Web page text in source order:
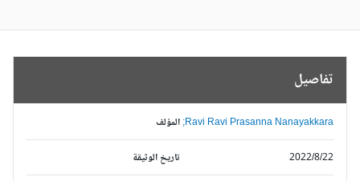
تفاصيل
المؤلف Ravi Ravi Prasanna Nanayakkara;
تاريخ الوثيقة 2022/8/22